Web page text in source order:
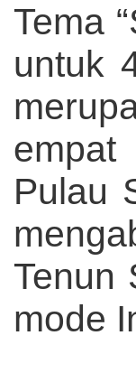
Tema
untuk
empat
Pulau
Tenun
mode